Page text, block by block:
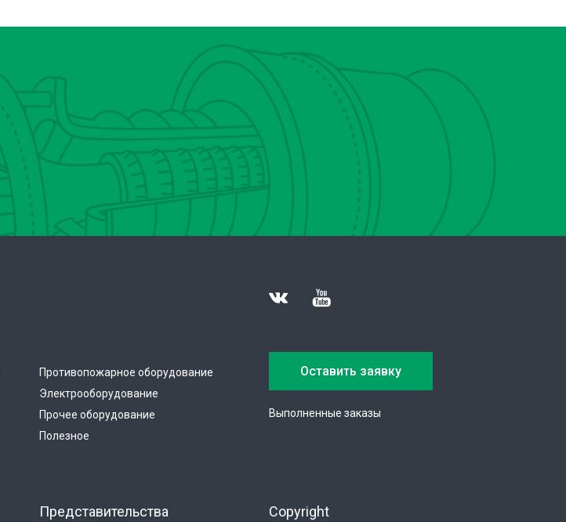
Противопожарное оборудование
Электрооборудование
Прочее оборудование
Полезное
Оставить заявку
Выполненные заказы
Представительства Copyright